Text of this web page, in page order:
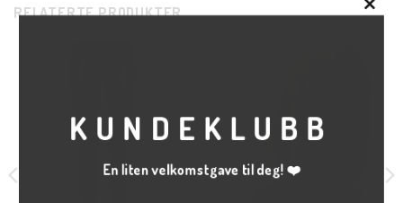
RELATERTE PRODUKTER
KUNDEKLUBB
En liten velkomstgave til deg! ❤️